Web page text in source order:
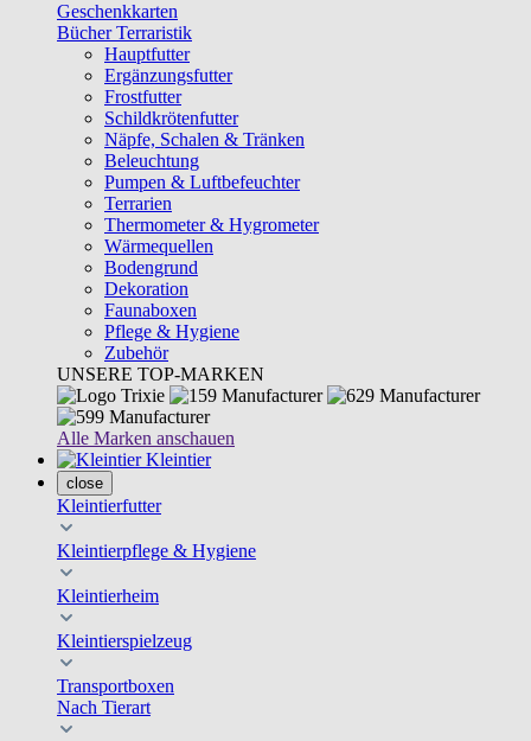
Geschenkkarten
Bücher Terraristik
Hauptfutter
Ergänzungsfutter
Frostfutter
Schildkrötenfutter
Näpfe, Schalen & Tränken
Beleuchtung
Pumpen & Luftbefeuchter
Terrarien
Thermometer & Hygrometer
Wärmequellen
Bodengrund
Dekoration
Faunaboxen
Pflege & Hygiene
Zubehör
UNSERE TOP-MARKEN
Alle Marken anschauen
Kleintier
close
Kleintierfutter
Kleintierpflege & Hygiene
Kleintierheim
Kleintierspielzeug
Transportboxen
Nach Tierart